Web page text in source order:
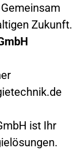
Zukunft.
ist Ihr